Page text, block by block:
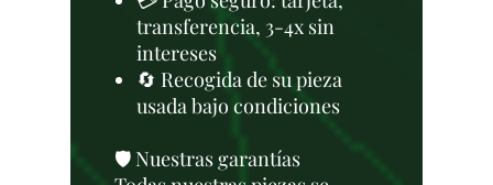
transferencia, 3-4x sin
intereses
🔄 Recogida de su pieza
usada bajo condiciones
🛡️ Nuestras garantías